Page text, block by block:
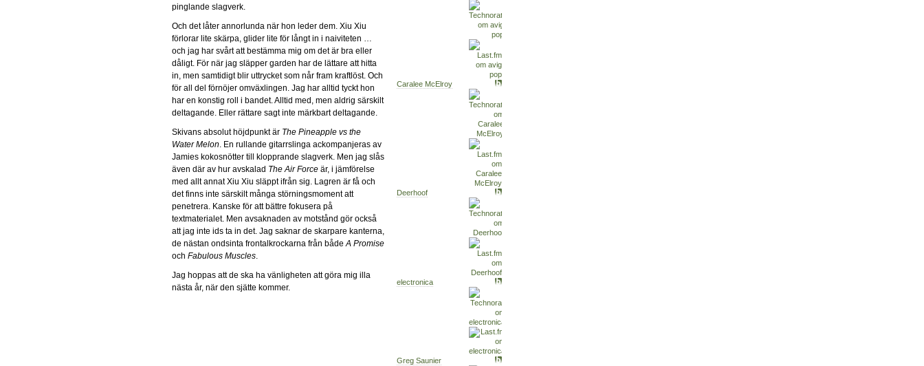
Caralee McElroy
Deerhoof
electronica
Greg Saunier
pinglande slagverk.
Och det låter annorlunda när hon leder dem. Xiu Xiu
förlorar lite skärpa, glider lite för långt in i naiviteten …
och jag har svårt att bestämma mig om det är bra eller
dåligt. För när jag släpper garden har de lättare att hitta
in, men samtidigt blir uttrycket som når fram kraftlöst. Och
för all del förnöjer omväxlingen. Jag har alltid tyckt hon
har en konstig roll i bandet. Alltid med, men aldrig särskilt
deltagande. Eller rättare sagt inte märkbart deltagande.
Skivans absolut höjdpunkt är The Pineapple vs the
Water Melon . En rullande gitarrslinga ackompanjeras av
Jamies kokosnötter till klopprande slagverk. Men jag slås
även där av hur avskalad The Air Force är, i jämförelse
med allt annat Xiu Xiu släppt ifrån sig. Lagren är få och
det finns inte särskilt många störningsmoment att
penetrera. Kanske för att bättre fokusera på
textmaterialet. Men avsaknaden av motstånd gör också
att jag inte ids ta in det. Jag saknar de skarpare kanterna,
de nästan ondsinta frontalkrockarna från både A Promise
och Fabulous Muscles
Jag hoppas att de ska ha vänligheten att göra mig illa
nästa år, när den sjätte kommer.